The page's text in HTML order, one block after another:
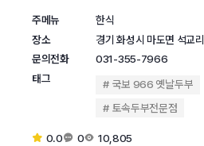
주메뉴
한식
장소
경기 화성시 마도면 석교리
문의전화
031-355-7966
태그
국보 966 옛날두부
토속두부전문점
0.0 0 10,805